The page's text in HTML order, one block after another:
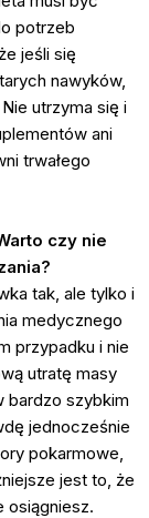
potrzeb
jeśli się
nawyków,
utrzyma się i
ani
trwałego
czy nie
tak, ale tylko i
medycznego
przypadku i nie
utratę masy
bardzo szybkim
jednocześnie
pokarmowe,
jest to, że
osiągniesz.